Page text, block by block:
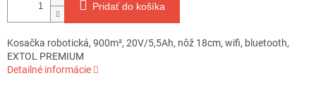
Pridať do košíka
Kosačka robotická, 900m², 20V/5,5Ah, nôž 18cm, wifi, bluetooth,
EXTOL PREMIUM
Detailné informácie